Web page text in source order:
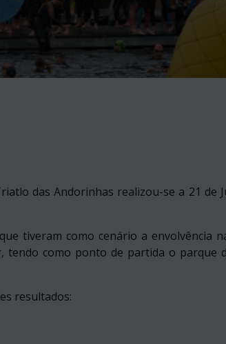
das Andorinhas realizou-se a 21 de
tiveram como cenário a envolvência
tendo como ponto de partida o parque
resultados: